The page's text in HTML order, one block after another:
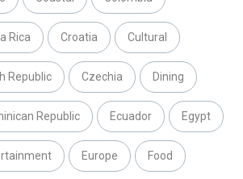
Rica Croatia Cultural
Republic Czechia Dining
Republic Ecuador Egypt
Europe Food